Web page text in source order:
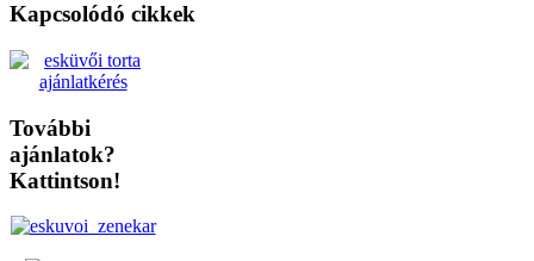
Kapcsolódó cikkek
További
ajánlatok?
Kattintson!